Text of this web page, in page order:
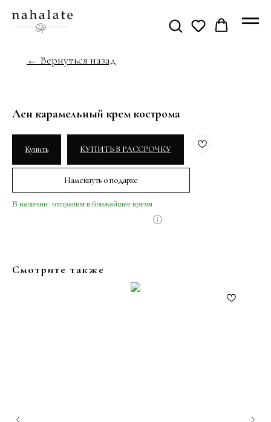
← Вернуться назад
Лен карамельный крем кострома
Купить КУПИТЬ В РАССРОЧКУ
Намекнуть о подарке
В наличии: отправим в ближайшее время
Смотрите также